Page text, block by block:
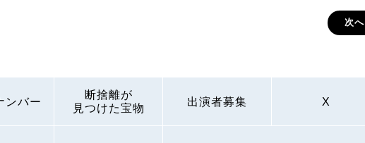
次へ
ンバー
断捨離が
見つけた宝物
出演者募集 X